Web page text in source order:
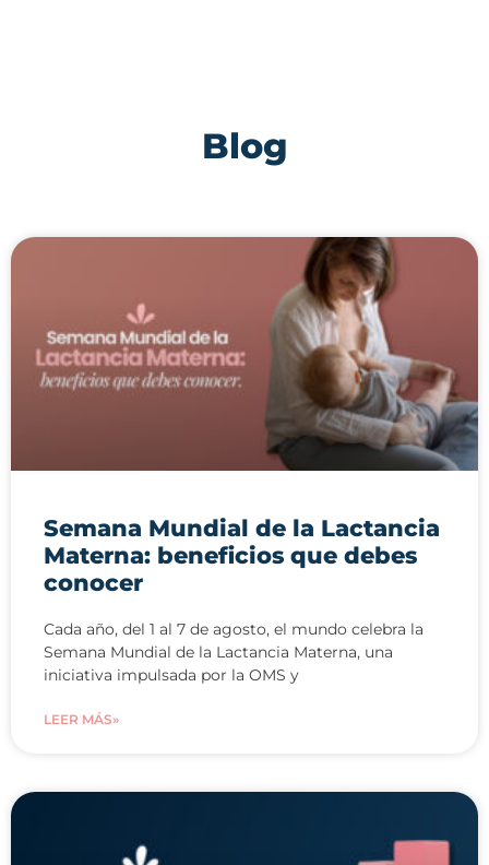
Blog
Semana Mundial de la Lactancia
Materna: beneficios que debes
conocer
Cada año, del 1 al 7 de agosto, el mundo celebra la
Semana Mundial de la Lactancia Materna, una
iniciativa impulsada por la OMS y
LEER MÁS»